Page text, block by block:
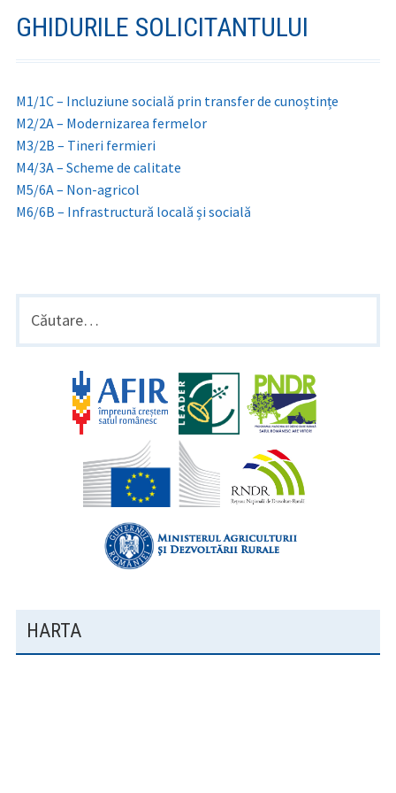
GHIDURILE SOLICITANTULUI
M1/1C – Incluziune socială prin transfer de cunoștințe
M2/2A – Modernizarea fermelor
M3/2B – Tineri fermieri
M4/3A – Scheme de calitate
M5/6A – Non-agricol
M6/6B – Infrastructură locală și socială
BARA
LATERALĂ
PRINCIPALĂ
Caută
după:
HARTA